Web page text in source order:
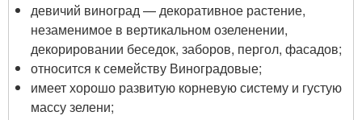
девичий виноград — декоративное растение,
незаменимое в вертикальном озеленении,
декорировании беседок, заборов, пергол, фасадов;
относится к семейству Виноградовые;
имеет хорошо развитую корневую систему и густую
массу зелени;